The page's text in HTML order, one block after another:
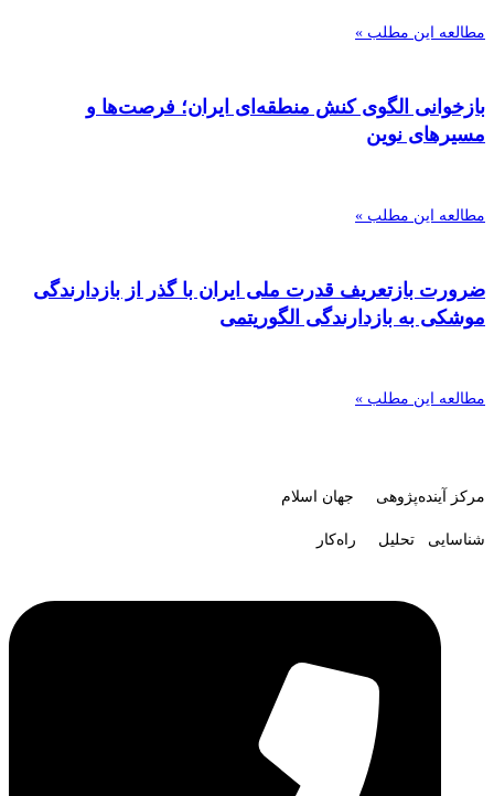
مطالعه این مطلب »
بازخوانی الگوی کنش منطقه‌ای ایران؛ فرصت‌ها و
مسیرهای نوین
مطالعه این مطلب »
ضرورت بازتعریف قدرت ملی ایران با گذر از بازدارندگی
موشکی به بازدارندگی الگوریتمی
مطالعه این مطلب »
مرکز آینده‌پژوهی جهان اسلام
شناسایی تحلیل راه‌کار